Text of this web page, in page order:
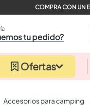
tu pedido?
Ofertas
accesorios para camping